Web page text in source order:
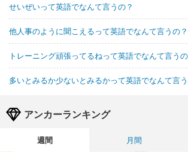
せいぜいって英語でなんて言うの？
他人事のように聞こえるって英語でなんて言うの？
トレーニング頑張ってるねって英語でなんて言う
多いとみるか少ないとみるかって英語でなんて言
アンカーランキング
週間 月間